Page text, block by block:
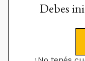
Debes